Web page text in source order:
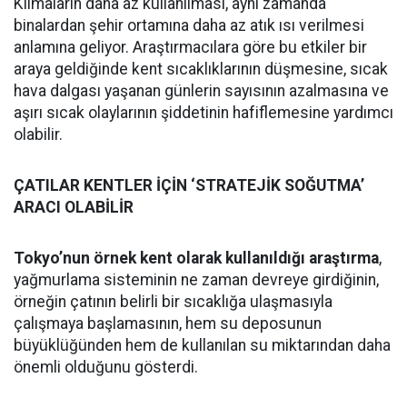
Klimaların daha az kullanılması, aynı zamanda
binalardan şehir ortamına daha az atık ısı verilmesi
anlamına geliyor. Araştırmacılara göre bu etkiler bir
araya geldiğinde kent sıcaklıklarının düşmesine, sıcak
hava dalgası yaşanan günlerin sayısının azalmasına ve
aşırı sıcak olaylarının şiddetinin hafiflemesine yardımcı
olabilir.
ÇATILAR KENTLER İÇİN ‘STRATEJİK SOĞUTMA’
ARACI OLABİLİR
Tokyo’nun örnek kent olarak kullanıldığı araştırma,
yağmurlama sisteminin ne zaman devreye girdiğinin,
örneğin çatının belirli bir sıcaklığa ulaşmasıyla
çalışmaya başlamasının, hem su deposunun
büyüklüğünden hem de kullanılan su miktarından daha
önemli olduğunu gösterdi.